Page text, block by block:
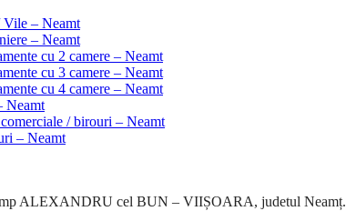
Vile – Neamt
– Neamt
cu 2 camere – Neamt
cu 3 camere – Neamt
cu 4 camere – Neamt
Neamt
/ birouri – Neamt
– Neamt
ALEXANDRU cel BUN – VIIȘOARA, judetul Neamț.